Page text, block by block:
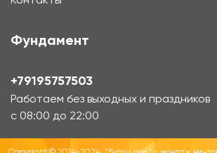
Фундамент
+79195757503
Работаем без выходных и праздников
с 08:00 до 22:00